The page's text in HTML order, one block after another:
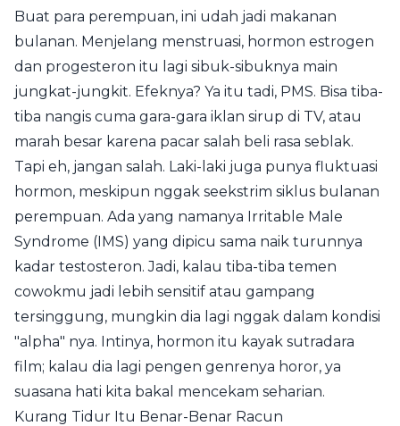
Buat para perempuan, ini udah jadi makanan
bulanan. Menjelang menstruasi, hormon estrogen
dan progesteron itu lagi sibuk-sibuknya main
jungkat-jungkit. Efeknya? Ya itu tadi, PMS. Bisa tiba-
tiba nangis cuma gara-gara iklan sirup di TV, atau
marah besar karena pacar salah beli rasa seblak.
Tapi eh, jangan salah. Laki-laki juga punya fluktuasi
hormon, meskipun nggak seekstrim siklus bulanan
perempuan. Ada yang namanya Irritable Male
Syndrome (IMS) yang dipicu sama naik turunnya
kadar testosteron. Jadi, kalau tiba-tiba temen
cowokmu jadi lebih sensitif atau gampang
tersinggung, mungkin dia lagi nggak dalam kondisi
"alpha" nya. Intinya, hormon itu kayak sutradara
film; kalau dia lagi pengen genrenya horor, ya
suasana hati kita bakal mencekam seharian.
Kurang Tidur Itu Benar-Benar Racun